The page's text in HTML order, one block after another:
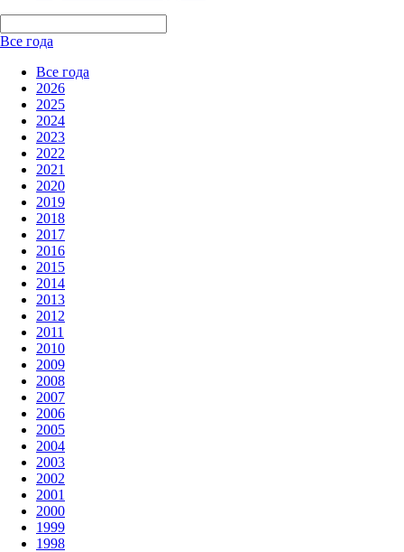
Все года
Все года
2026
2025
2024
2023
2022
2021
2020
2019
2018
2017
2016
2015
2014
2013
2012
2011
2010
2009
2008
2007
2006
2005
2004
2003
2002
2001
2000
1999
1998